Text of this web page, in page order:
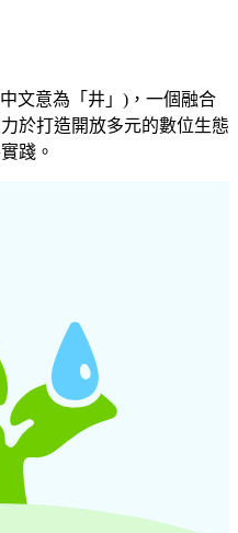
文意為「井」)，一個融合
於打造開放多元的數位生態
踐。